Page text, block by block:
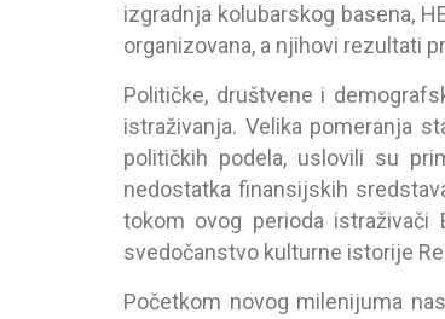
izgrаdnjа kolubаrskog bаsenа,
orgаnizovаnа, а njihovi rezultаti
Političke, društvene i
istrаživаnjа. Velikа pomerаnjа
političkih podelа, uslovili su
nedostаtkа finаnsijskih
tokom ovog periodа istrаživаči
svedočаnstvo kulturne istorije
Početkom novog milenijumа